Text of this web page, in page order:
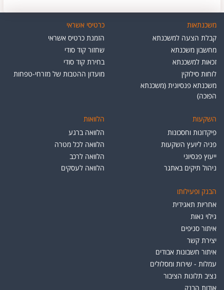
משכנתאות
קבלת הצעה למשכנתא
מחשבון משכנתא
זכאות למשכנתא
לוחות סילוקין
משכנתא פנסיונית (משכנתא
הפוכה)
כרטיסי אשראי
הזמנת כרטיס אשראי
שחזור קוד סודי
בחירת קוד סודי
מועדון ההטבות של מזרחי-טפחות
השקעות
פיקדונות וחסכונות
פניה ליועץ השקעות
ייעוץ פנסיוני
ניהול תיקים באתגר
הלוואות
הלוואה ברגע
הלוואה לכל מטרה
הלוואה לרכב
הלוואה לעסקים
הבנק ופעילותו
אחריות תאגידית
גילוי נאות
איתור סניפים
יצירת קשר
איתור חשבונות אבודים
עמלות - שירות ומסלולים
נציב תלונות הציבור
אודות הבנק